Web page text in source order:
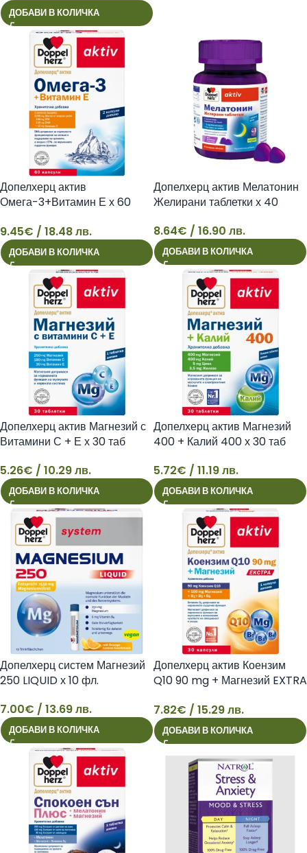
ДОБАВИ В КОЛИЧКА
9
Допелхерц актив
Омега-3+Витамин Е х 60
9.45€ / 18.48 лв.
ДОБАВИ В КОЛИЧКА
8
Допелхерц актив Мелатонин
Желирани таблетки х 40
8.64€ / 16.90 лв.
ДОБАВИ В КОЛИЧКА
5
Допелхерц актив Магнезий с
Витамини С + Е х 30 таб
5.26€ / 10.29 лв.
ДОБАВИ В КОЛИЧКА
5
Допелхерц актив Магнезий
400 + Калий 400 х 30 таб
5.72€ / 11.19 лв.
ДОБАВИ В КОЛИЧКА
7
Допелхерц систем Магнезий
250 LIQUID х 10 фл.
7.00€ / 13.69 лв.
ДОБАВИ В КОЛИЧКА
7
Допелхерц актив Коензим
Q10 90 mg + Магнезий EXTRA
7.82€ / 15.29 лв.
ДОБАВИ В КОЛИЧКА